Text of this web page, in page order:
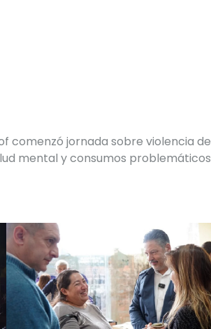
comenzó jornada sobre violencia de
mental y consumos problemáticos